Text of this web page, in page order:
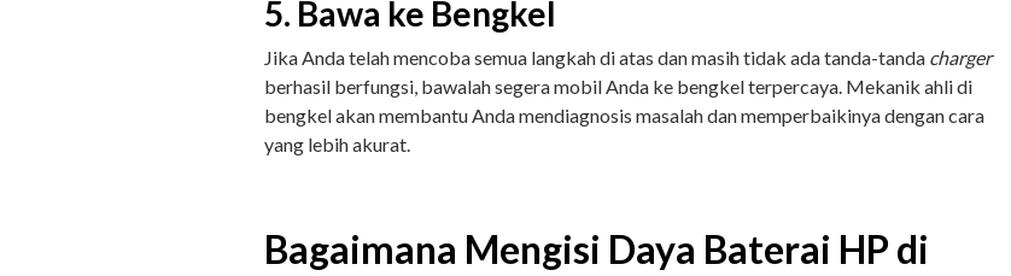
5. Bawa ke Bengkel
Jika Anda telah mencoba semua langkah di atas dan masih tidak ada tanda-tanda charger
berhasil berfungsi, bawalah segera mobil Anda ke bengkel terpercaya. Mekanik ahli di
bengkel akan membantu Anda mendiagnosis masalah dan memperbaikinya dengan cara
yang lebih akurat.
Bagaimana Mengisi Daya Baterai HP di